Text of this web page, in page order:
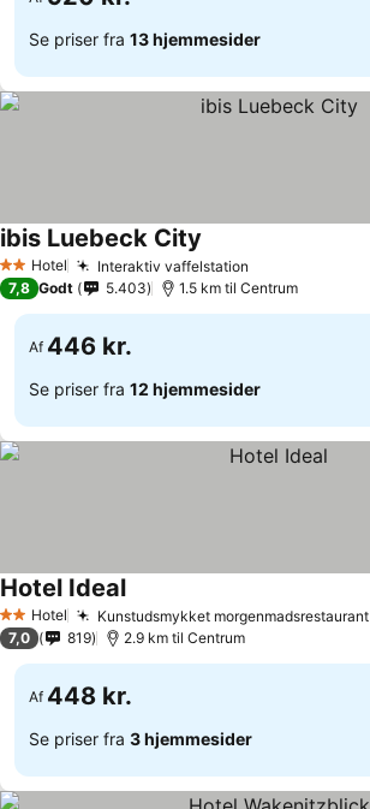
Se priser fra 13 hjemmesider
2 Stjerner
Hotel Interaktiv vaffelstation
ibis Luebeck City
7,8 Godt 5.403 1.5 km til Centrum
Af 446 kr.
Se priser fra 12 hjemmesider
2 Stjerner
Hotel Kunstudsmykket morgenmadsrestaurant
Hotel Ideal
7,0 819 2.9 km til Centrum
Af 448 kr.
Se priser fra 3 hjemmesider